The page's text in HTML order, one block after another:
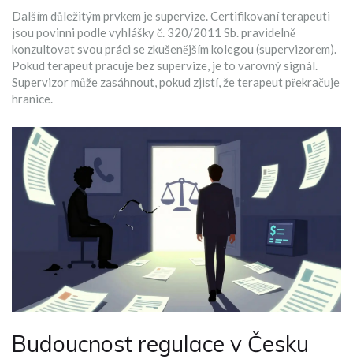
Dalším důležitým prvkem je supervize. Certifikovaní terapeuti
jsou povinni podle vyhlášky č. 320/2011 Sb. pravidelně
konzultovat svou práci se zkušenějším kolegou (supervizorem).
Pokud terapeut pracuje bez supervize, je to varovný signál.
Supervizor může zasáhnout, pokud zjistí, že terapeut překračuje
hranice.
Budoucnost regulace v Česku